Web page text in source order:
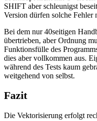
SHIFT aber schleunigst
Version dürfen solche Fehler
Bei dem nur 40seitigen
übertrieben, aber Ordnung
Funktionsfülle des
dies aber vollkommen aus.
während des Tests kaum
weitgehend von selbst.
Fazit
Die Vektorisierung erfolgt